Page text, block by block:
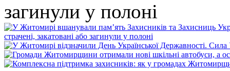
загинули у полоні